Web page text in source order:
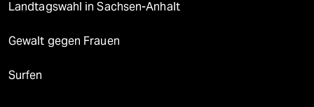
Landtagswahl in Sachsen-Anhalt
Gewalt gegen Frauen
Surfen